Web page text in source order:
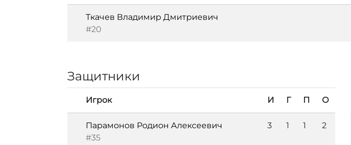
Ткачев Владимир Дмитриевич
#20
Защитники
Игрок И Г П О
Парамонов Родион Алексеевич
#35
3 1 1 2